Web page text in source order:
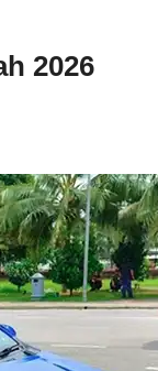
2026